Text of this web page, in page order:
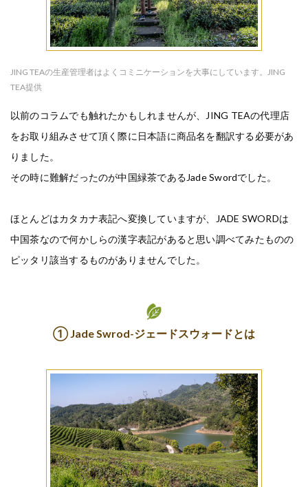
JING TEAの生産管理者はよくコミニケーションを大事にしています。JING
TEA提供
以前のコラムでも触れたかもしれませんが、JING TEAの代理店
をお取り組みさせて頂く際に日本語に商品名を翻訳する必要があ
りました。
その時に難解だったのが中国緑茶であるJade Swordでした。
ほとんどはカタカナ表記へ変換していますが、JADE SWORDは
中国茶なので何かしらの漢字表記があると思い調べてみたものの
ピッタリ該当するものがありませんでした。
① Jade Swrod-ジェードスウォードとは